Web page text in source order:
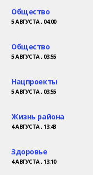
Общество
5 АВГУСТА , 04:00
Общество
5 АВГУСТА , 03:55
Нацпроекты
5 АВГУСТА , 03:55
Жизнь района
4 АВГУСТА , 13:43
Здоровье
4 АВГУСТА , 13:10